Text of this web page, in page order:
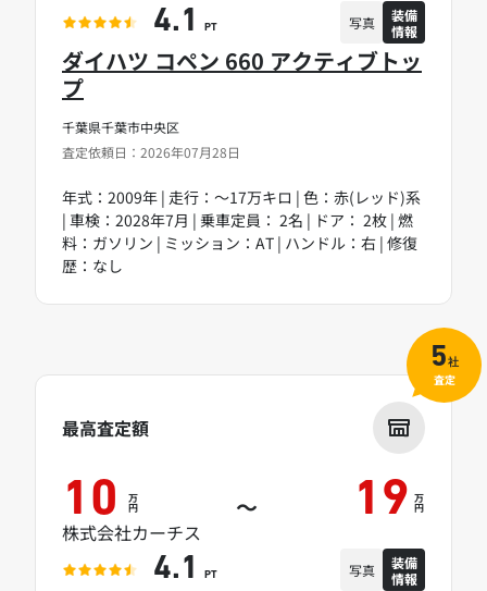
千葉県千葉市中央区
査定依頼日：2026年07月28日
ダイハツ コペン 660 アクティブトッ
プ
年式：2009年 | 走行：～17万キロ | 色：赤(レッド)系
| 車検：2028年7月 | 乗車定員： 2名 | ドア： 2枚 | 燃
料：ガソリン | ミッション：AT | ハンドル：右 | 修復
歴：なし
4.1 PT 写真
装備
情報
最高査定額
10 万
円 ～ 19 万
円
株式会社カーチス
4.1 PT 写真
装備
情報
5社
査定